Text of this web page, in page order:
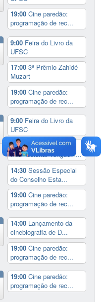
19:00Cine paredão:
programação de rec...
9:00 Feira do Livro da
UFSC
17:003º Prêmio Zahidé
Muzart
19:00Cine paredão:
programação de rec...
9:00 Feira do Livro da
UFSC
14:00 Seminário
Internacional ‘Ninguém...
14:30Sessão Especial
do Conselho Esta...
19:00Cine paredão:
programação de rec...
14:00 Lançamento da
cinebiografia de D...
19:00Cine paredão:
programação de rec...
19:00Cine paredão:
programação de rec...